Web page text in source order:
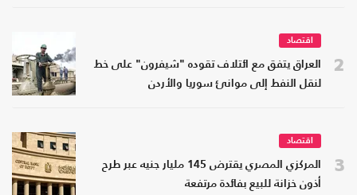
2
اقتصاد
العراق يتفق مع ائتلاف تقوده "شيفرون" على خط
لنقل النفط إلى موانئ سوريا والأردن
3
اقتصاد
المركزي المصري يقترض 145 مليار جنيه عبر طرح
أذون خزانة للبيع بفائدة مرتفعة